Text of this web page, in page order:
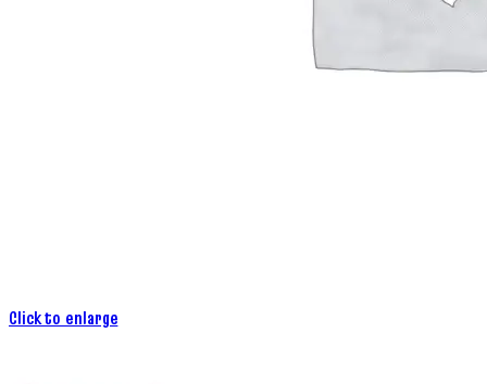
Click to enlarge